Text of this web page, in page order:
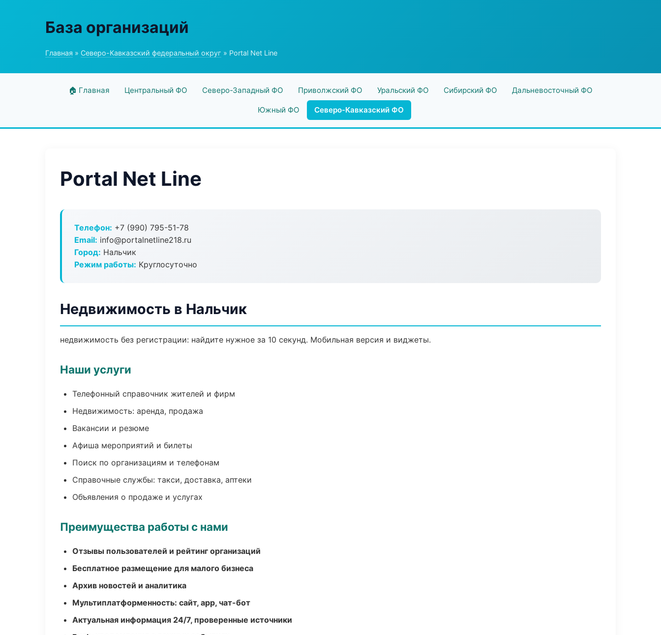
База организаций
Главная » Северо-Кавказский федеральный округ » Portal Net Line
🏠 Главная Центральный ФО Северо-Западный ФО Приволжский ФО Уральский ФО Сибирский ФО Дальневосточный ФО
Южный ФО Северо-Кавказский ФО
Portal Net Line
Телефон: +7 (990) 795-51-78
Email: info@portalnetline218.ru
Город: Нальчик
Режим работы: Круглосуточно
Недвижимость в Нальчик
недвижимость без регистрации: найдите нужное за 10 секунд. Мобильная версия и виджеты.
Наши услуги
Телефонный справочник жителей и фирм
Недвижимость: аренда, продажа
Вакансии и резюме
Афиша мероприятий и билеты
Поиск по организациям и телефонам
Справочные службы: такси, доставка, аптеки
Объявления о продаже и услугах
Преимущества работы с нами
Отзывы пользователей и рейтинг организаций
Бесплатное размещение для малого бизнеса
Архив новостей и аналитика
Мультиплатформенность: сайт, app, чат-бот
Актуальная информация 24/7, проверенные источники